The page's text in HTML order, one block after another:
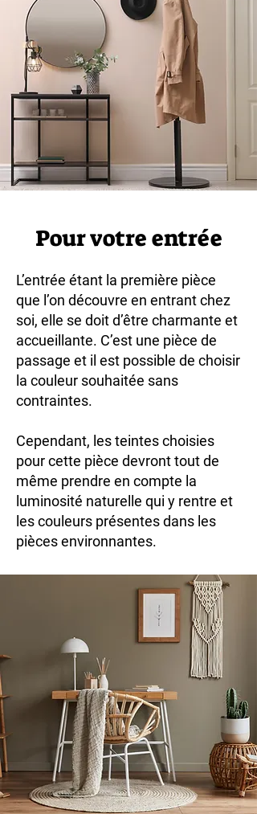
Pour votre entrée
L’entrée étant la première pièce
que l’on découvre en entrant chez
soi, elle se doit d’être charmante et
accueillante. C’est une pièce de
passage et il est possible de choisir
la couleur souhaitée sans
contraintes.
Cependant, les teintes choisies
pour cette pièce devront tout de
même prendre en compte la
luminosité naturelle qui y rentre et
les couleurs présentes dans les
pièces environnantes.